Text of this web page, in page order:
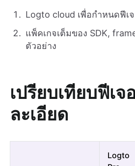
Logto cloud เพื่อกำหนดฟีเ
แพ็คเกจเต็มของ SDK,
ตัวอย่าง
เปรียบเทียบฟีเจ
ละเอียด
Logto